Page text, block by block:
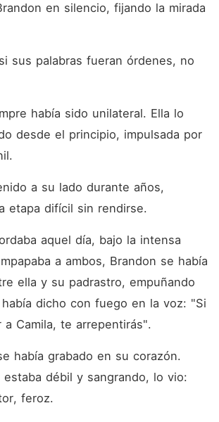
en silencio, fijando la mirada
sus palabras fueran órdenes, no
había sido unilateral. Ella lo
desde el principio, impulsada por
a su lado durante años,
etapa difícil sin rendirse.
aquel día, bajo la intensa
a ambos, Brandon se había
ella y su padrastro, empuñando
dicho con fuego en la voz: "Si
Camila, te arrepentirás".
había grabado en su corazón.
estaba débil y sangrando, lo vio:
feroz.